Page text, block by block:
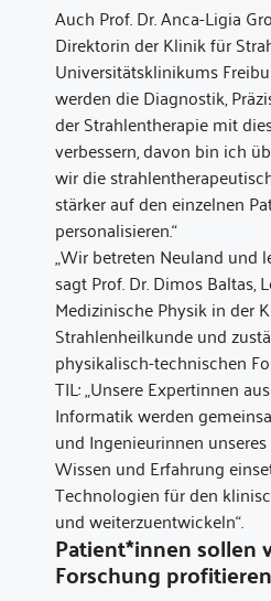
Auch Prof. Dr. Anca-Ligia
Direktorin der Klinik für
Universitätsklinikums
werden die Diagnostik,
der Strahlentherapie mit
verbessern, davon bin ich
wir die
stärker auf den einzelnen
personalisieren.“
„Wir betreten Neuland und
sagt Prof. Dr. Dimos Baltas,
Medizinische Physik in der
Strahlenheilkunde und
physikalisch-technischen
TIL: „Unsere Expertinnen
Informatik werden
und Ingenieurinnen
Wissen und Erfahrung
Technologien für den
und weiterzuentwickeln“.
Patient*innen sollen
Forschung profitieren